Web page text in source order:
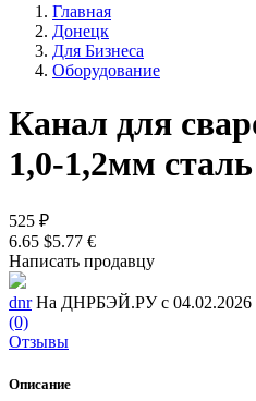
Главная
Донецк
Для Бизнеса
Оборудование
Канал для
1,0-1,2мм
525 ₽
6.65 $5.77 €
Написать продавцу
dnr На ДНРБЭЙ.РУ с 04.02.2026
(0)
Отзывы
Описание